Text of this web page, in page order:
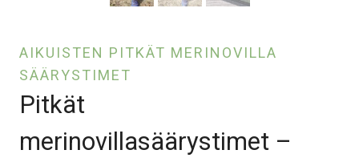
AIKUISTEN PITKÄT MERINOVILLA
SÄÄRYSTIMET
Pitkät
merinovillasäärystimet –